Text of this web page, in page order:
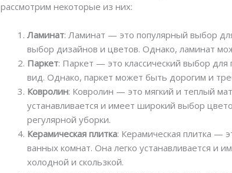
рассмотрим некоторые из них:
Ламинат: Ламинат — это популярный выбор
выбор дизайнов и цветов. Однако, ламинат
Паркет: Паркет — это классический выбор
вид. Однако, паркет может быть дорогим и
Ковролин: Ковролин — это мягкий и теплый
устанавливается и имеет широкий выбор
регулярной уборки.
Керамическая плитка: Керамическая плитка —
ванных комнат. Она легко устанавливается и
холодной и скользкой.